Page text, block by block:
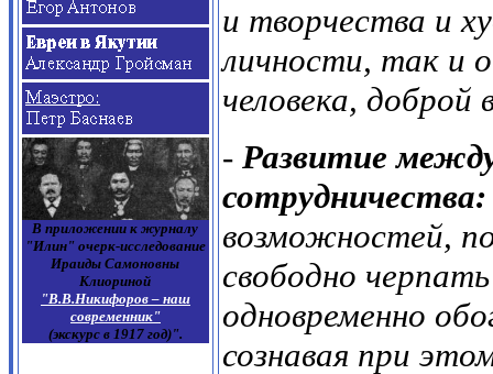
В приложении к журналу
"Илин" очерк-исследование
Ираиды Самоновны
Клиориной
"В.В.Никифоров – наш
современник"
(экскурс в 1917 год)".
и творчества и
личности, так и
человека, доброй
- Развитие
возможностей,
свободно
одновременно
сознавая при